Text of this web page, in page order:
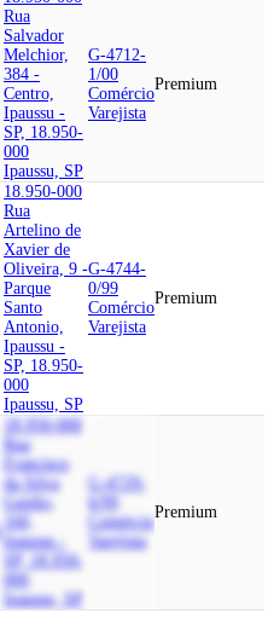
Rua
Salvador
Melchior,
384 -
Centro,
Ipaussu -
SP, 18.950-
000
Ipaussu, SP
G-4712-
1/00
Comércio
Varejista
Premium
18.950-000
Rua
Artelino de
Xavier de
Oliveira, 9 -
Parque
Santo
Antonio,
Ipaussu -
SP, 18.950-
000
Ipaussu, SP
G-4744-
0/99
Comércio
Varejista
Premium
18.950-000
Rua
Francisco
da Silva
Guidio,
160,
Ipaussu -
SP, 18.950-
000
Ipaussu, SP
G-4729-
6/99
Comércio
Varejista
Premium